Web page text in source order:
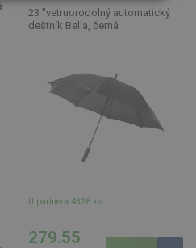
23 "vetruorodolný automatický
deštník Bella, černá
U partnera 4326 ks
279.55